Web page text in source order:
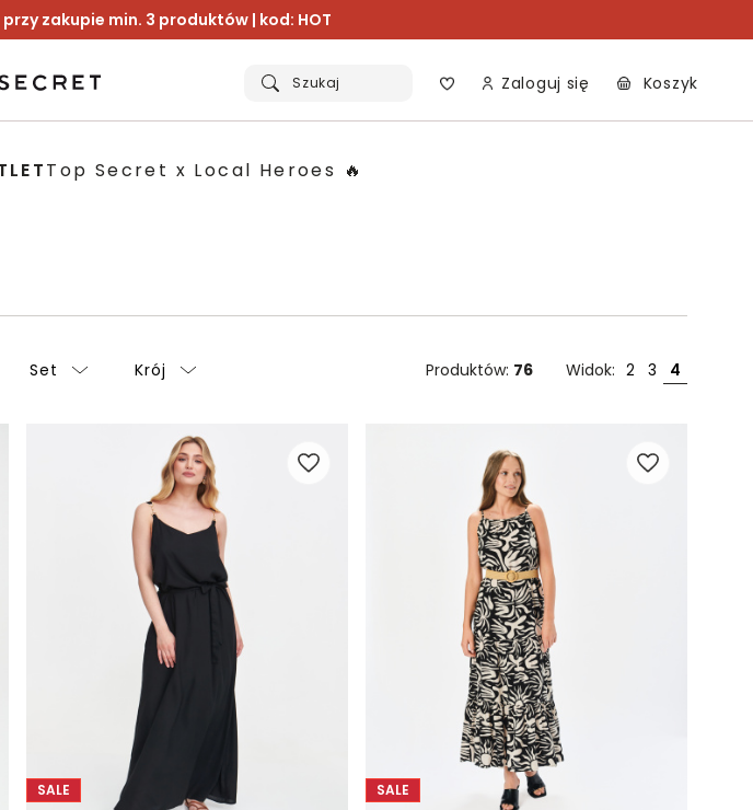
zakupie min. 3 produktów | kod: HOT
Szukaj Zaloguj się Koszyk
Top Secret x Local Heroes 🔥
Set Krój Produktów: 76 Widok: 2 3 4
SALE
SALE